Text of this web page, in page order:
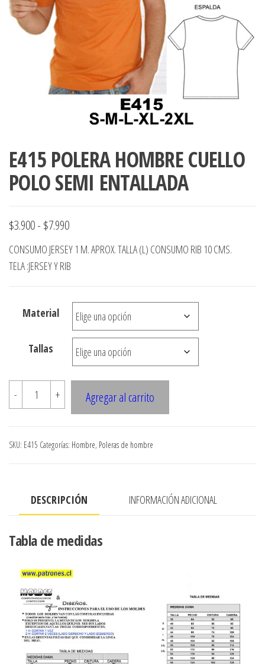
accumark ,
pdf , Moldes
Gerber ,
Graduaciones,
Ploteo y
Digitalización
accumark,
Moldes en
pdf, Moldes
Accumark
Santiago-
E415 POLERA HOMBRE CUELLO
POLO SEMI ENTALLADA
$3.900- $7.990Rango
de
precios:
$3.900
hasta
$7.990
CONSUMO JERSEY 1 M. APROX. TALLA (L) CONSUMO RIB 10 CMS.
TELA :JERSEY Y RIB
Material
Tallas
-
E415
cantidad
+ Agregar al carrito
SKU: E415 Categorías: Hombre, Poleras de hombre
DESCRIPCIÓN INFORMACIÓN ADICIONAL
Tabla de medidas